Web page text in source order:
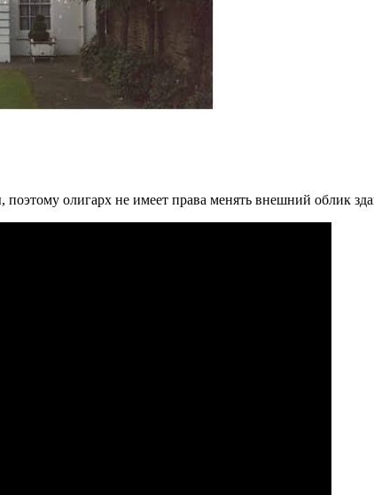
олигарх не имеет права менять внешний облик